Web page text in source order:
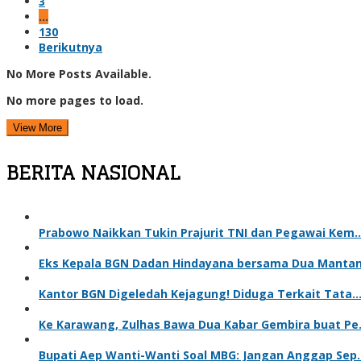
…
130
Berikutnya
No More Posts Available.
No more pages to load.
View More
BERITA NASIONAL
Prabowo Naikkan Tukin Prajurit TNI dan Pegawai
Eks Kepala BGN Dadan Hindayana bersama Dua
Kantor BGN Digeledah Kejagung! Diduga Terkait Tata…
Ke Karawang, Zulhas Bawa Dua Kabar Gembira buat
Bupati Aep Wanti-Wanti Soal MBG: Jangan Anggap